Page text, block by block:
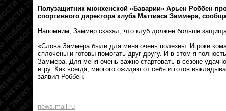
Полузащитник мюнхенской «Баварии» Арьен Роббен
спортивного директора клуба Маттиаса Заммера,
Напомним, Заммер сказал, что клуб должен больше
«Слова Заммера были для меня очень полезны. Игроки
сплочены и готовы помогать друг другу. И в этом я
Заммера. Для меня очень важно стартовать в сезоне
игру. Как всегда, многого ожидаю от себя и готов
заявил Роббен.
news.mail.ru